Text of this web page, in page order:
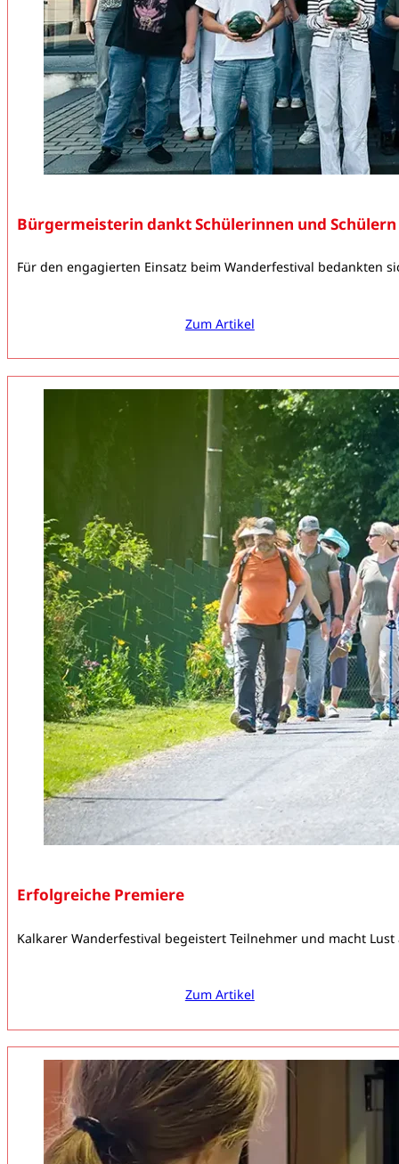
Bürgermeisterin dankt Schülerinnen und
Für den engagierten Einsatz beim Wanderfestival bedankten
Zum Artikel
Erfolgreiche Premiere
Kalkarer Wanderfestival begeistert Teilnehmer und macht
Zum Artikel